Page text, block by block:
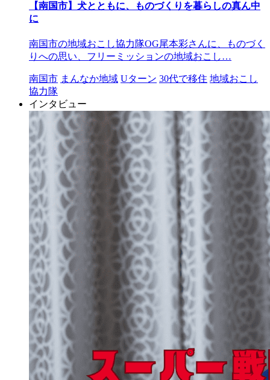
【南国市】犬とともに、ものづくりを暮らしの真ん中
に
南国市の地域おこし協力隊OG尾本彩さんに、ものづく
りへの思い、フリーミッションの地域おこし…
南国市 まんなか地域 Uターン 30代で移住 地域おこし
協力隊
インタビュー